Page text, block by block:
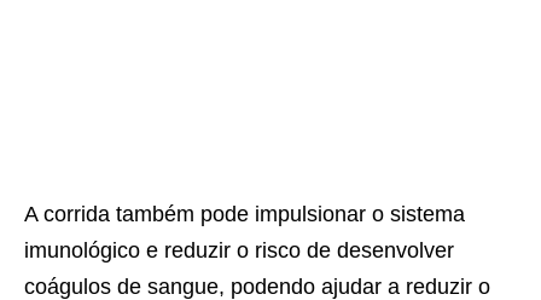
A corrida também pode impulsionar o sistema
imunológico e reduzir o risco de desenvolver
coágulos de sangue, podendo ajudar a reduzir o